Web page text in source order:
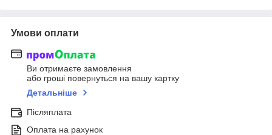
Умови оплати
Ви отримаєте замовлення
або гроші повернуться на вашу картку
Детальніше
Післяплата
Оплата на рахунок